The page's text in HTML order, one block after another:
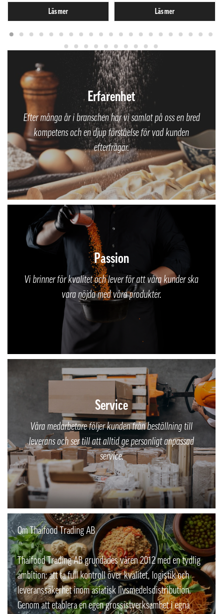
Läs mer Läs mer
Erfarenhet
Efter många år i branschen har vi samlat på oss en bred
kompetens och en djup förståelse för vad kunden
efterfrågar.
Passion
Vi brinner för kvalitet och lever för att våra kunder ska
vara nöjda med våra produkter.
Service
Våra medarbetare följer kunden från beställning till
leverans och ser till att alltid ge personligt anpassad
service.
Om Thaifood Trading AB
Thaifood Trading AB grundades våren 2012 med en tydlig
ambition: att ta full kontroll över kvalitet, logistik och
leveranssäkerhet inom asiatisk livsmedelsdistribution.
Genom att etablera en egen grossistverksamhet i egna